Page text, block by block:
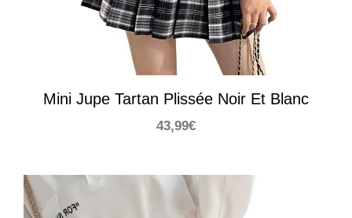
Mini Jupe Tartan Plissée Noir Et Blanc
43,99€